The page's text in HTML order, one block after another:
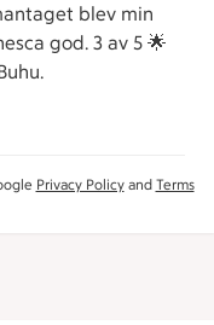
blev min
god. 3 av 5 🌟
Privacy Policyand Terms